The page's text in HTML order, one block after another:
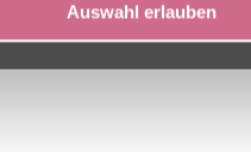
Auswahl erlauben